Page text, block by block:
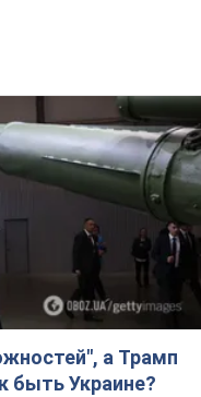
а Трамп
быть Украине?